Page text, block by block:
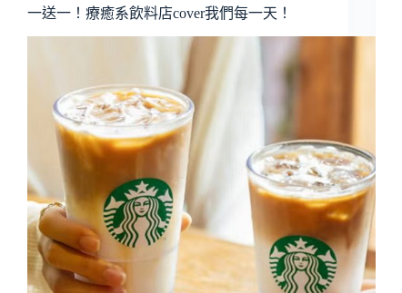
一送一！療癒系飲料店cover我們每一天！